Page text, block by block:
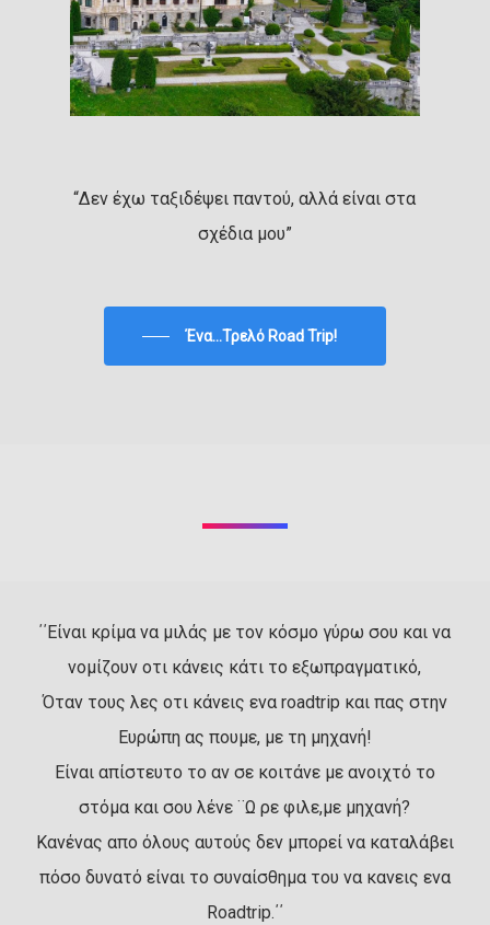
“Δεν έχω ταξιδέψει παντού, αλλά είναι στα
σχέδια μου”
Ένα...Τρελό Road Trip!
΄΄Είναι κρίμα να μιλάς με τον κόσμο γύρω σου και να
νομίζουν οτι κάνεις κάτι το εξωπραγματικό,
Όταν τους λες οτι κάνεις ενα roadtrip και πας στην
Ευρώπη ας πουμε, με τη μηχανή!
Είναι απίστευτο το αν σε κοιτάνε με ανοιχτό το
στόμα και σου λένε ¨Ω ρε φιλε,με μηχανή?
Κανένας απο όλους αυτούς δεν μπορεί να καταλάβει
πόσο δυνατό είναι το συναίσθημα του να κανεις ενα
Roadtrip.΄΄